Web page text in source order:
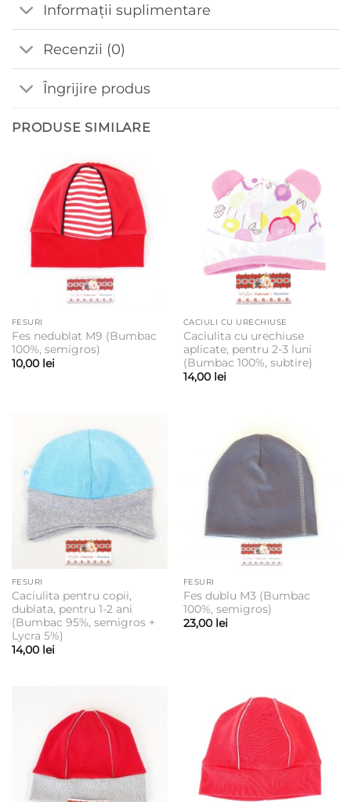
Informații suplimentare
Recenzii (0)
Îngrijire produs
PRODUSE SIMILARE
FESURI
Fes nedublat M9 (Bumbac
100%, semigros)
10,00 lei
CACIULI CU URECHIUSE
Caciulita cu urechiuse
aplicate, pentru 2-3 luni
(Bumbac 100%, subtire)
14,00 lei
FESURI
Caciulita pentru copii,
dublata, pentru 1-2 ani
(Bumbac 95%, semigros +
Lycra 5%)
14,00 lei
FESURI
Fes dublu M3 (Bumbac
100%, semigros)
23,00 lei